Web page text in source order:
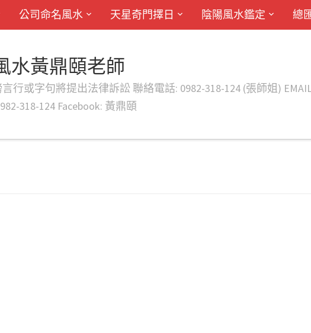
公司命名風水 天星奇門擇日 陰陽風水鑑定 總
水黃鼎頤老師
或字句將提出法律訴訟 聯絡電話: 0982-318-124 (張師姐)
318-124 Facebook: 黃鼎頤